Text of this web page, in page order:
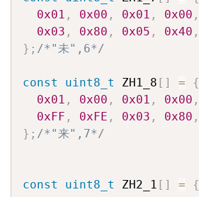
0x01 , 0x00 , 0x01 , 0x00 ,
0x03 , 0x80 , 0x05 , 0x40 ,
} ; /*"未",6*/
const uint8_t ZH1_8 [ ] =
{
0x01 , 0x00 , 0x01 , 0x00 ,
0xFF , 0xFE , 0x03 , 0x80 ,
} ; /*"来",7*/
const uint8_t ZH2_1 [ ] =
{